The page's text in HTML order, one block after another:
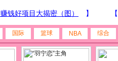
国际 篮球 NBA 综合